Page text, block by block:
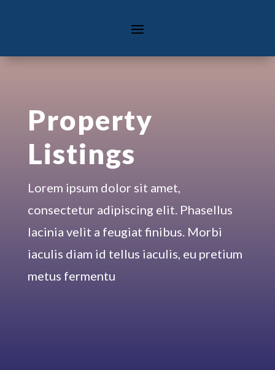
Property
Listings
Lorem ipsum dolor sit amet,
consectetur adipiscing elit. Phasellus
lacinia velit a feugiat finibus. Morbi
iaculis diam id tellus iaculis, eu pretium
metus fermentu